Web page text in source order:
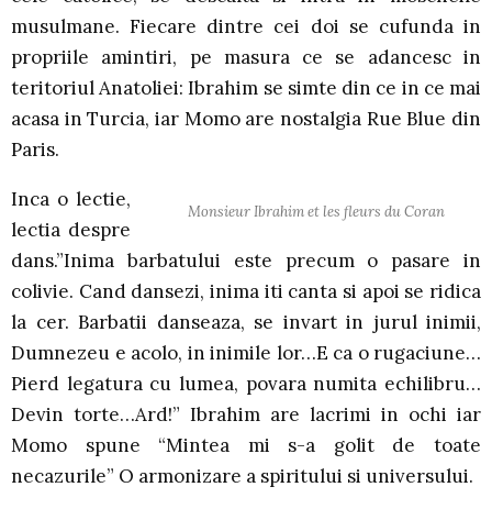
musulmane. Fiecare dintre cei doi se cufunda in
propriile amintiri, pe masura ce se adancesc in
teritoriul Anatoliei: Ibrahim se simte din ce in ce mai
acasa in Turcia, iar Momo are nostalgia Rue Blue din
Paris.
Monsieur Ibrahim et les fleurs du Coran
Inca o lectie,
lectia despre
dans.”Inima barbatului este precum o pasare in
colivie. Cand dansezi, inima iti canta si apoi se ridica
la cer. Barbatii danseaza, se invart in jurul inimii,
Dumnezeu e acolo, in inimile lor…E ca o rugaciune…
Pierd legatura cu lumea, povara numita echilibru…
Devin torte…Ard!” Ibrahim are lacrimi in ochi iar
Momo spune “Mintea mi s-a golit de toate
necazurile” O armonizare a spiritului si universului.